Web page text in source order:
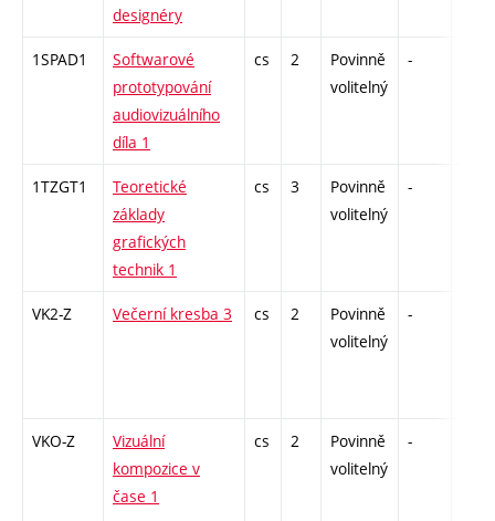
designéry
1SPAD1
Softwarové
prototypování
audiovizuálního
díla 1
cs 2
Povinně
volitelný
-
1TZGT1
Teoretické
základy
grafických
technik 1
cs 3
Povinně
volitelný
-
VK2-Z Večerní kresba 3 cs 2
Povinně
volitelný
-
VKO-Z
Vizuální
kompozice v
čase 1
cs 2
Povinně
volitelný
-